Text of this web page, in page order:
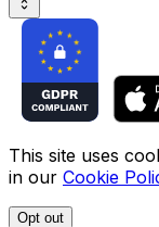
This site uses
in our Cookie
Opt out